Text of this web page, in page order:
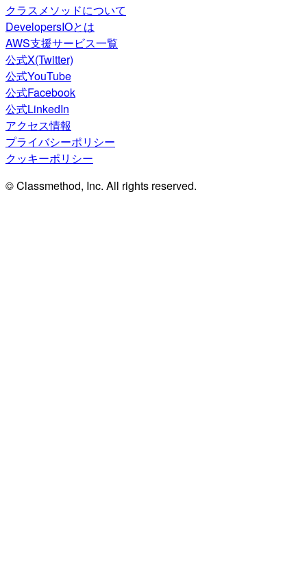
クラスメソッドについて
DevelopersIOとは
AWS支援サービス一覧
公式X(Twitter)
公式YouTube
公式Facebook
公式LinkedIn
アクセス情報
プライバシーポリシー
クッキーポリシー
© Classmethod, Inc. All rights reserved.